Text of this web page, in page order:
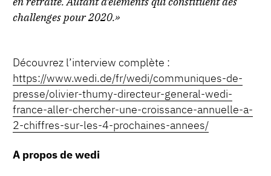
challenges pour 2020.»
Découvrez l’interview complète :
https://www.wedi.de/fr/wedi/communiques-de-
presse/olivier-thumy-directeur-general-wedi-
france-aller-chercher-une-croissance-annuelle-a-
2-chiffres-sur-les-4-prochaines-annees/
A propos de wedi